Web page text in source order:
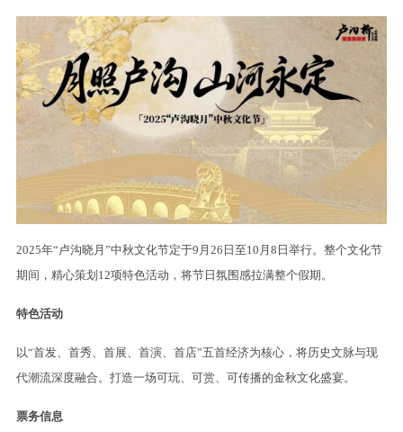
2025年“卢沟晓月”中秋文化节定于9月26日至10月8日举行。整个文化节
期间，精心策划12项特色活动，将节日氛围感拉满整个假期。
特色活动
以“首发、首秀、首展、首演、首店”五首经济为核心，将历史文脉与现
代潮流深度融合。打造一场可玩、可赏、可传播的金秋文化盛宴。
票务信息